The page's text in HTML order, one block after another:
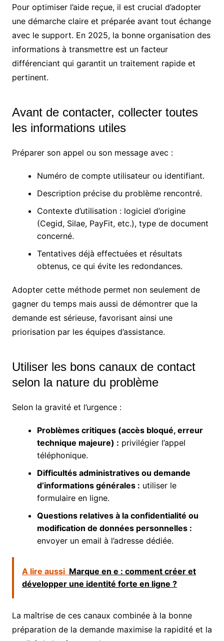
Pour optimiser l’aide reçue, il est crucial d’adopter
une démarche claire et préparée avant tout échange
avec le support. En 2025, la bonne organisation des
informations à transmettre est un facteur
différenciant qui garantit un traitement rapide et
pertinent.
Avant de contacter, collecter toutes
les informations utiles
Préparer son appel ou son message avec :
Numéro de compte utilisateur ou identifiant.
Description précise du problème rencontré.
Contexte d’utilisation : logiciel d’origine
(Cegid, Silae, PayFit, etc.), type de document
concerné.
Tentatives déjà effectuées et résultats
obtenus, ce qui évite les redondances.
Adopter cette méthode permet non seulement de
gagner du temps mais aussi de démontrer que la
demande est sérieuse, favorisant ainsi une
priorisation par les équipes d’assistance.
Utiliser les bons canaux de contact
selon la nature du problème
Selon la gravité et l’urgence :
Problèmes critiques (accès bloqué, erreur
technique majeure) : privilégier l’appel
téléphonique.
Difficultés administratives ou demande
d’informations générales : utiliser le
formulaire en ligne.
Questions relatives à la confidentialité ou
modification de données personnelles :
envoyer un email à l’adresse dédiée.
A lire aussi Marque en e : comment créer et
développer une identité forte en ligne ?
La maîtrise de ces canaux combinée à la bonne
préparation de la demande maximise la rapidité et la